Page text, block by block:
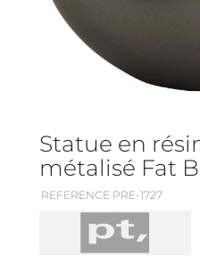
Statue en
métalisé Fat
REFERENCE PRE-1727